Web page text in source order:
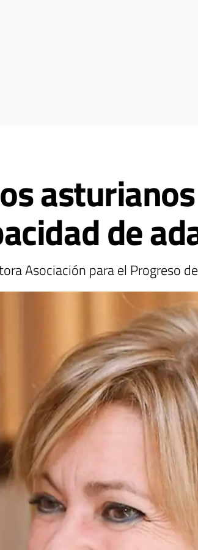
de
Asociación para el Progreso